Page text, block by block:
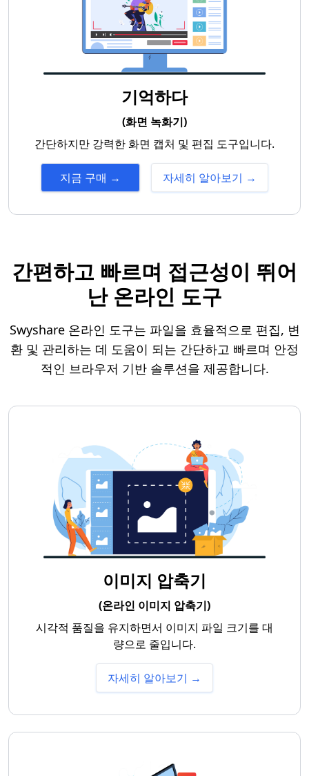
기억하다
(화면 녹화기)
간단하지만 강력한 화면 캡처 및 편집 도구입니다.
지금 구매 → 자세히 알아보기 →
간편하고 빠르며 접근성이 뛰어
난 온라인 도구
Swyshare 온라인 도구는 파일을 효율적으로 편집, 변
환 및 관리하는 데 도움이 되는 간단하고 빠르며 안정
적인 브라우저 기반 솔루션을 제공합니다.
이미지 압축기
(온라인 이미지 압축기)
시각적 품질을 유지하면서 이미지 파일 크기를 대
량으로 줄입니다.
자세히 알아보기 →